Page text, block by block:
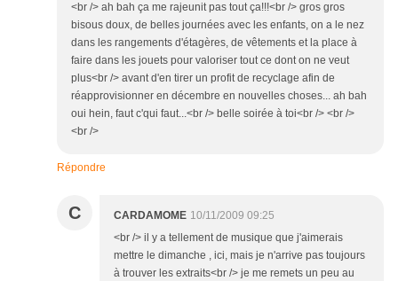
<br /> ah bah ça me rajeunit pas tout ça!!!<br /> gros gros
bisous doux, de belles journées avec les enfants, on a le nez
dans les rangements d'étagères, de vêtements et la place à
faire dans les jouets pour valoriser tout ce dont on ne veut
plus<br /> avant d'en tirer un profit de recyclage afin de
réapprovisionner en décembre en nouvelles choses... ah bah
oui hein, faut c'qui faut...<br /> belle soirée à toi<br /> <br />
<br />
Répondre
C CARDAMOME 10/11/2009 09:25
<br /> il y a tellement de musique que j'aimerais
mettre le dimanche , ici, mais je n'arrive pas toujours
à trouver les extraits<br /> je me remets un peu au